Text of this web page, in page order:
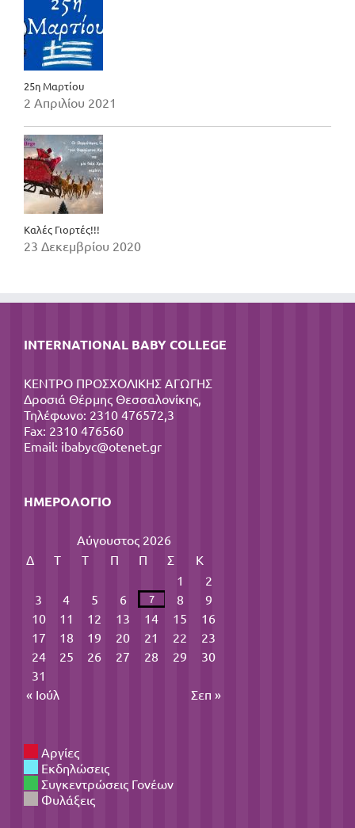
25η Μαρτίου
2 Απριλίου 2021
Καλές Γιορτές!!!
23 Δεκεμβρίου 2020
INTERNATIONAL BABY COLLEGE
ΚΕΝΤΡΟ ΠΡΟΣΧΟΛΙΚΗΣ ΑΓΩΓΗΣ
Δροσιά Θέρμης Θεσσαλονίκης,
Τηλέφωνο: 2310 476572,3
Fax: 2310 476560
Email: ibabyc@otenet.gr
ΗΜΕΡΟΛΌΓΙΟ
Αύγουστος 2026
Δ
Τ Τ Π Π Σ
Κ
1
2
3
4 5 6 7 8
9
10
11 12 13 14 15
16
17
18 19 20 21 22
23
24
25 26 27 28 29
30
31
« Ιούλ
Σεπ »
Αργίες
Εκδηλώσεις
Συγκεντρώσεις Γονέων
Φυλάξεις